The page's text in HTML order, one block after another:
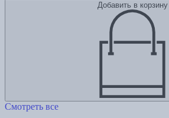
Добавить в корзину
Смотреть все